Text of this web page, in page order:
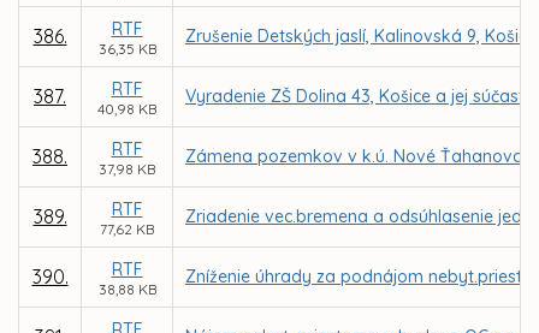
386. RTF
36,35 KB
Zrušenie Detských jaslí, Kalinovská 9, Košice
387. RTF
40,98 KB
Vyradenie ZŠ Dolina 43, Košice a jej
388. RTF
37,98 KB
Zámena pozemkov v k.ú. Nové Ťahanovce
389. RTF
77,62 KB
Zriadenie vec.bremena a odsúhlasenie
390. RTF
38,88 KB
Zníženie úhrady za podnájom